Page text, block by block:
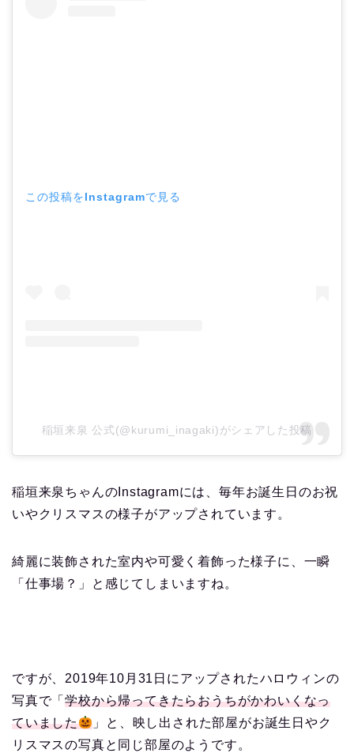
この投稿をInstagramで見る
稲垣来泉 公式(@kurumi_inagaki)がシェアした投稿
稲垣来泉ちゃんのInstagramには、毎年お誕生日のお祝
いやクリスマスの様子がアップされています。
綺麗に装飾された室内や可愛く着飾った様子に、一瞬
「仕事場？」と感じてしまいますね。
ですが、2019年10月31日にアップされたハロウィンの
写真で「学校から帰ってきたらおうちがかわいくなっ
ていました
」と、映し出された部屋がお誕生日やク
リスマスの写真と同じ部屋のようです。